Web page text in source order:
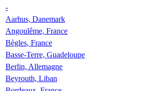
-
Aarhus, Danemark
Angoulême, France
Bègles, France
Basse-Terre, Guadeloupe
Berlin, Allemagne
Beyrouth, Liban